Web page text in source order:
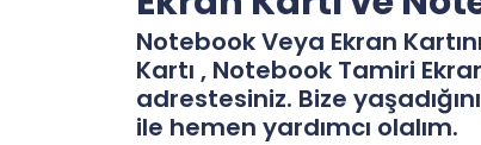
Notebook Veya Ekran
Kartı , Notebook Tamiri
adrestesiniz. Bize
ile hemen yardımcı olalım.